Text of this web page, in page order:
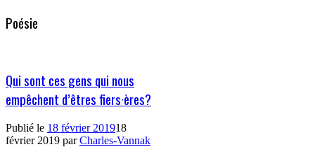
Poésie
Qui sont ces gens qui nous
empêchent d’êtres fiers·ères?
Publié le 18 février 201918
février 2019 parCharles-Vannak